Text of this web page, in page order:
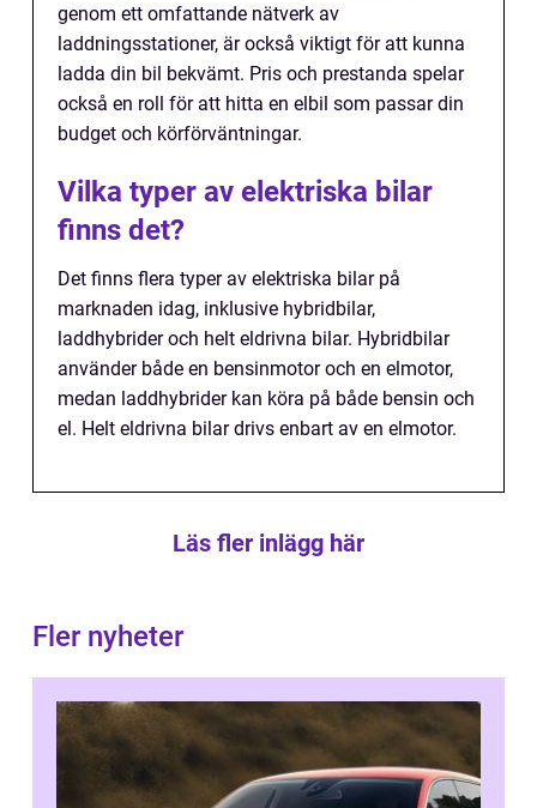
genom ett omfattande nätverk av
laddningsstationer, är också viktigt för att kunna
ladda din bil bekvämt. Pris och prestanda spelar
också en roll för att hitta en elbil som passar din
budget och körförväntningar.
Vilka typer av elektriska bilar
finns det?
Det finns flera typer av elektriska bilar på
marknaden idag, inklusive hybridbilar,
laddhybrider och helt eldrivna bilar. Hybridbilar
använder både en bensinmotor och en elmotor,
medan laddhybrider kan köra på både bensin och
el. Helt eldrivna bilar drivs enbart av en elmotor.
Läs fler inlägg här
Fler nyheter